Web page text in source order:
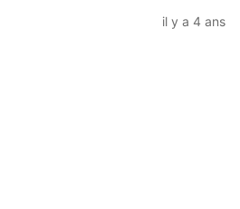
il y a 4 ans